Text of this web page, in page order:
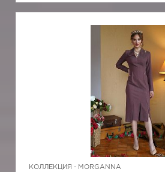
КОЛЛЕКЦИЯ - MORGANNA